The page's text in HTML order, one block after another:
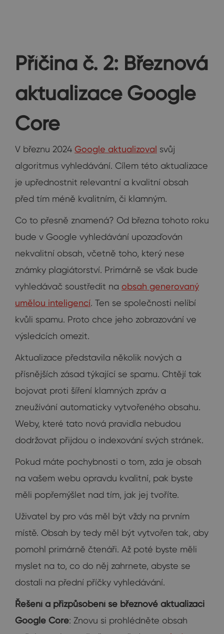
Příčina č. 2: Březnová
aktualizace Google
Core
V březnu 2024 Google aktualizoval svůj
algoritmus vyhledávání. Cílem této aktualizace
je upřednostnit relevantní a kvalitní obsah
před tím méně kvalitním, či klamným.
Co to přesně znamená? Od března tohoto roku
bude v Google vyhledávání upozaďován
nekvalitní obsah, včetně toho, který nese
známky plagiátorství. Primárně se však bude
vyhledávač soustředit na obsah generovaný
umělou inteligencí. Ten se společnosti nelíbí
kvůli spamu. Proto chce jeho zobrazování ve
výsledcích omezit.
Aktualizace představila několik nových a
přísnějších zásad týkající se spamu. Chtějí tak
bojovat proti šíření klamných zpráv a
zneužívání automaticky vytvořeného obsahu.
Weby, které tato nová pravidla nebudou
dodržovat přijdou o indexování svých stránek.
Pokud máte pochybnosti o tom, zda je obsah
na vašem webu opravdu kvalitní, pak byste
měli popřemýšlet nad tím, jak jej tvoříte.
Uživatel by pro vás měl být vždy na prvním
místě. Obsah by tedy měl být vytvořen tak, aby
pomohl primárně čtenáři. Až poté byste měli
myslet na to, co do něj zahrnete, abyste se
dostali na přední příčky vyhledávání.
Řešení a přizpůsobení se březnové aktualizaci
Google Core: Znovu si prohlédněte obsah